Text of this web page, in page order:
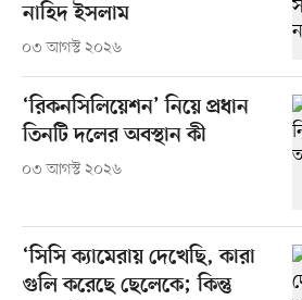
নাহিদ ইসলাম
০৩ আগস্ট ২০২৬
‘রিকনসিলিয়েশন’ নিয়ে প্রধান
তিনটি দলের অবস্থান কী
০৩ আগস্ট ২০২৬
‘সিসি ক্যামেরায় দেখেছি, কারা
গুলি করেছে ছেলেকে; কিন্তু